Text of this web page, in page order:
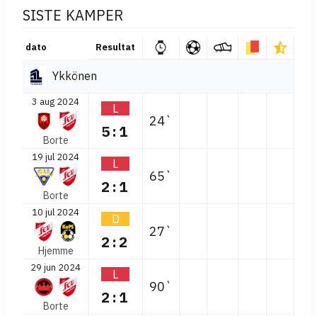
SISTE KAMPER
dato Resultat
Ykkönen
3 aug 2024
Borte
L
5:1
24`
19 jul 2024
Borte
L
2:1
65`
10 jul 2024
Hjemme
D
2:2
27`
29 jun 2024
Borte
L
2:1
90`